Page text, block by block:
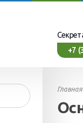
+7
Главная